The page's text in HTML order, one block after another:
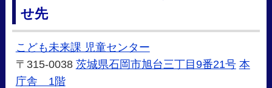
せ先
こども未来課 児童センター
〒315-0038 茨城県石岡市旭台三丁目9番21号 本
庁舎 1階